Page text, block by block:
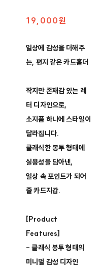
19,000원
일상에 감성을 더해주
는, 편지 같은 카드홀더
작지만 존재감 있는 레
터 디자인으로,
소지품 하나에 스타일이
달라집니다.
클래식한 봉투 형태에
실용성을 담아낸,
일상 속 포인트가 되어
줄 카드지갑.
[Product
Features]
- 클래식 봉투 형태의
미니멀 감성 디자인